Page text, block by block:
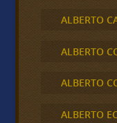
ALBERTO
ALBERTO
ALBERTO
ALBERTO